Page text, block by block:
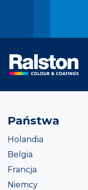
Państwa
Holandia
Belgia
Francja
Niemcy